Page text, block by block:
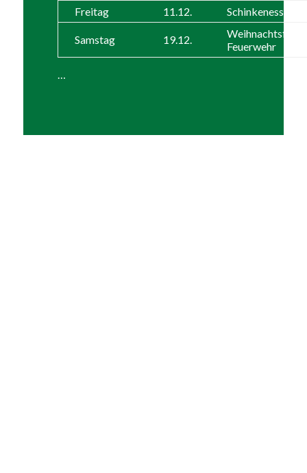
Freitag
11.12. Schinkenessen
Samstag 19.12.
Weihnachtsfeier
Feuerwehr
…